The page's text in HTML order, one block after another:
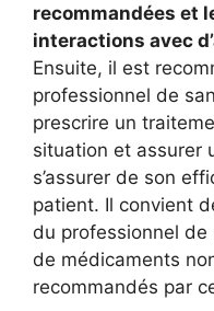
recommandées et
interactions avec
Ensuite, il est
professionnel de
prescrire un
situation et assurer
s’assurer de son
patient. Il convient
du professionnel
de médicaments
recommandés par